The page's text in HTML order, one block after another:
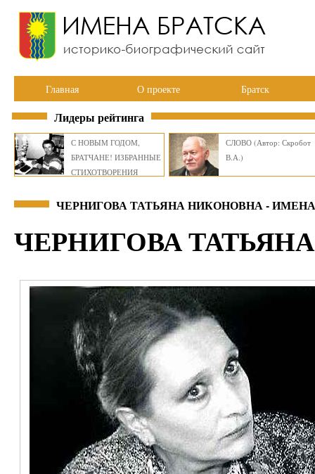
Главная О проекте Братск
Лидеры рейтинга
С НОВЫМ ГОДОМ,
БРАТЧАНЕ! ИЗБРАННЫЕ
СТИХОТВОРЕНИЯ
СЛОВО (Автор: Скробот
В.А.)
ЧЕРНИГОВА ТАТЬЯНА НИКОНОВНА -
ЧЕРНИГОВА